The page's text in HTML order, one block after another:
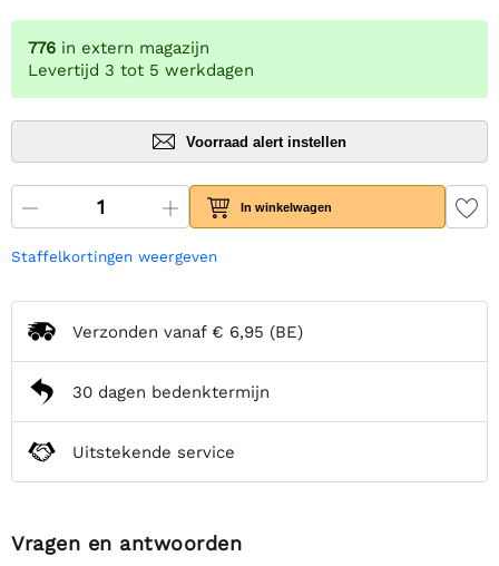
776 in extern magazijn
Levertijd 3 tot 5 werkdagen
Voorraad alert instellen
In winkelwagen
Staffelkortingen weergeven
Verzonden vanaf € 6,95 (BE)
30 dagen bedenktermijn
Uitstekende service
Vragen en antwoorden